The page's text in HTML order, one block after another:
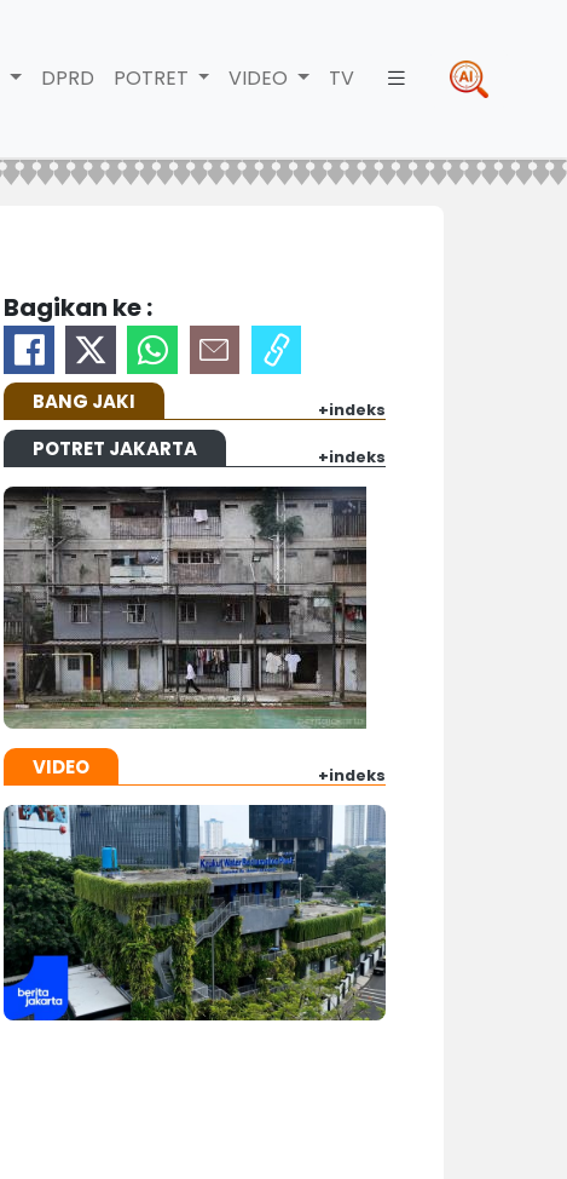
DPRD POTRET VIDEO TV
Bagikan ke :
BANG JAKI +indeks
POTRET JAKARTA +indeks
VIDEO +indeks